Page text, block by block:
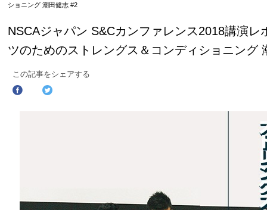
ショニング 潮田健志 #2
NSCAジャパン S&Cカンファレンス2018講演レ
ツのためのストレングス＆コンディショニング
この記事をシェアする